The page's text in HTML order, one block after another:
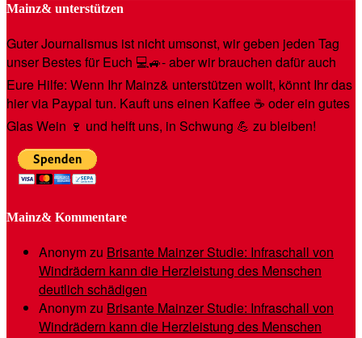
Mainz& unterstützen
Guter Journalismus ist nicht umsonst, wir geben jeden Tag
unser Bestes für Euch 💻🚙- aber wir brauchen dafür auch
Eure Hilfe: Wenn Ihr Mainz& unterstützen wollt, könnt Ihr das
hier via Paypal tun. Kauft uns einen Kaffee ☕️ oder ein gutes
Glas Wein 🍷 und helft uns, in Schwung 💪 zu bleiben!
Mainz& Kommentare
Anonymzu Brisante Mainzer Studie: Infraschall von
Windrädern kann die Herzleistung des Menschen
deutlich schädigen
Anonymzu Brisante Mainzer Studie: Infraschall von
Windrädern kann die Herzleistung des Menschen